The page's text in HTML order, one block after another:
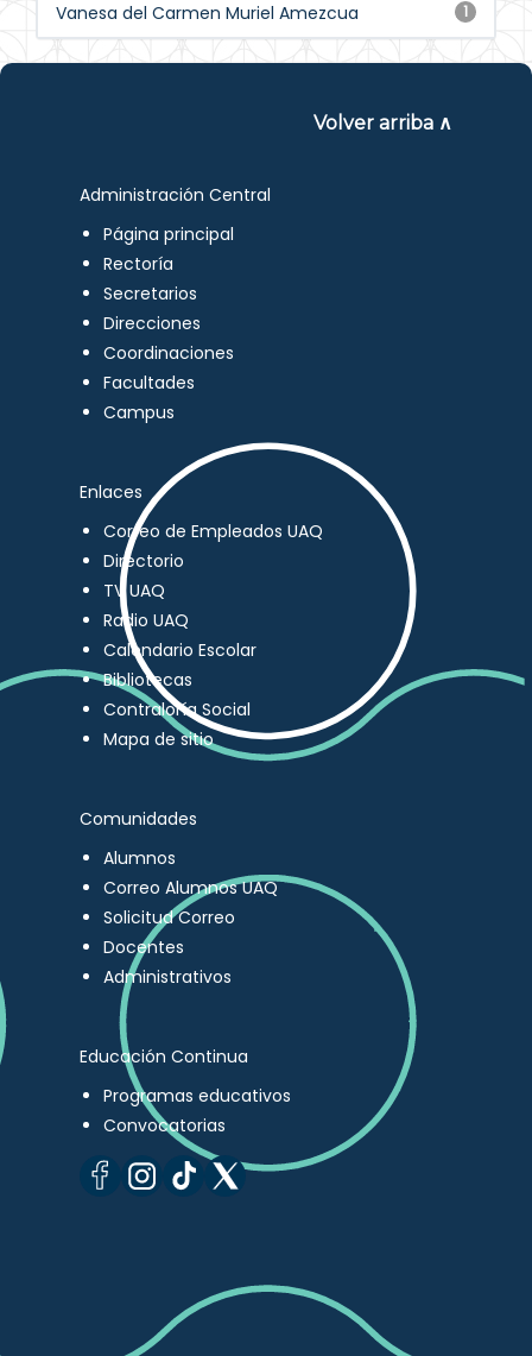
1
Vanesa del Carmen Muriel Amezcua
Volver arriba ∧
Administración Central
Página principal
Rectoría
Secretarios
Direcciones
Coordinaciones
Facultades
Campus
Enlaces
Correo de Empleados UAQ
Directorio
TV UAQ
Radio UAQ
Calendario Escolar
Bibliotecas
Contraloría Social
Mapa de sitio
Comunidades
Alumnos
Correo Alumnos UAQ
Solicitud Correo
Docentes
Administrativos
Educación Continua
Programas educativos
Convocatorias